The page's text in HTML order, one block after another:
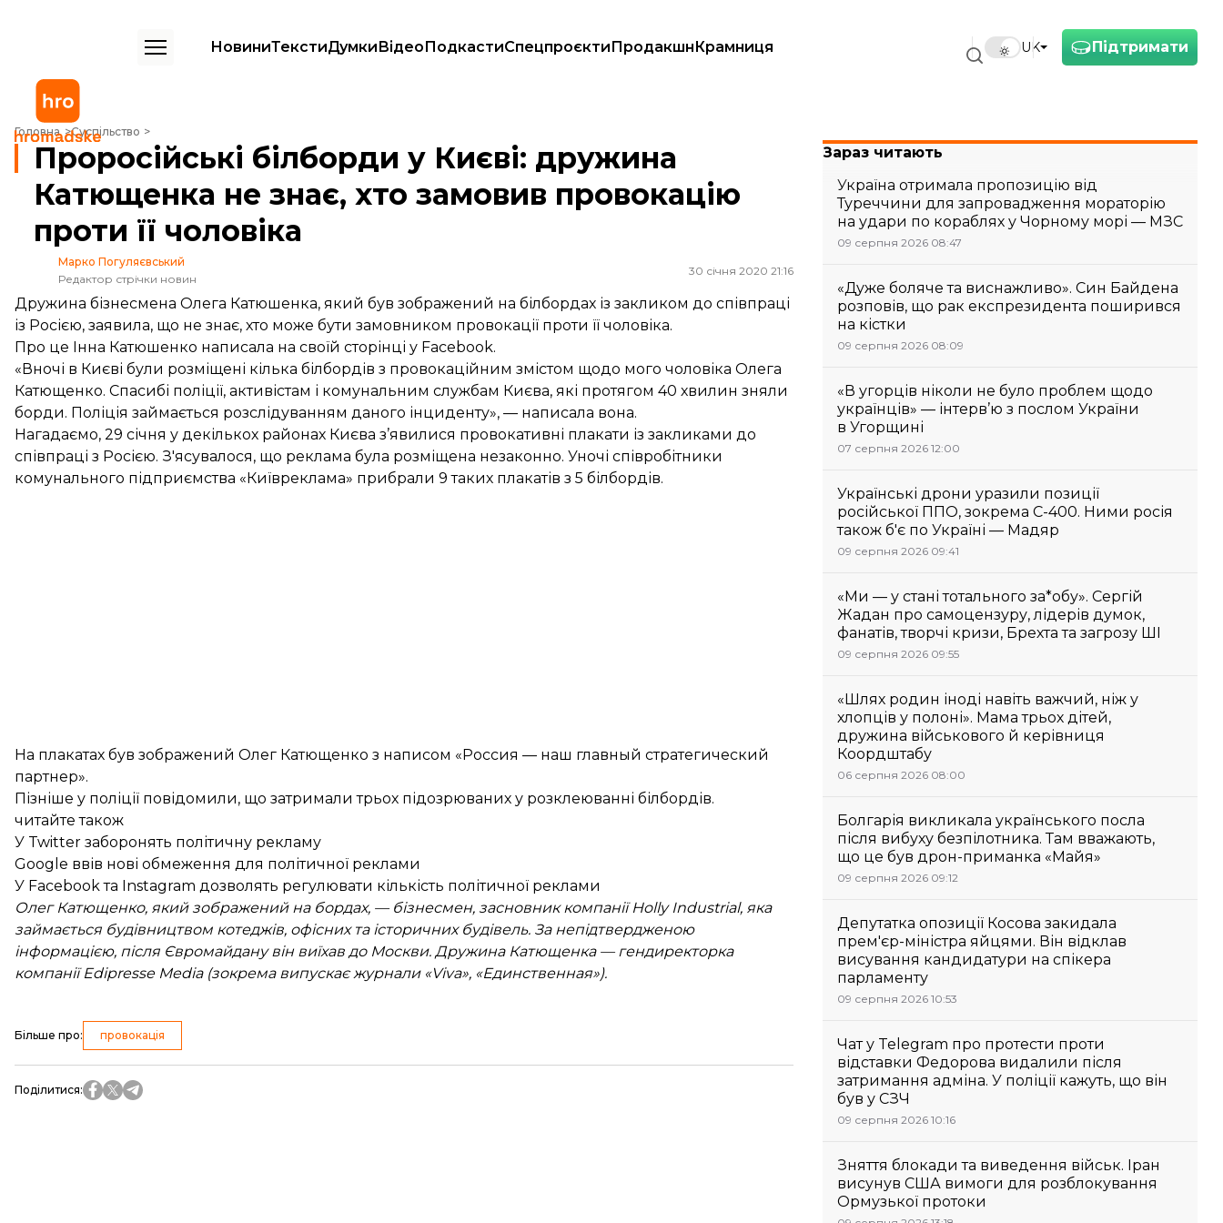
Підтримати
UK
НовиниТекстиДумкиВідеоПодкастиСпецпроєктиПродакшнКрамниця
Головна Суспільство
Проросійські білборди у Києві: дружина Катющенка не знає, хто замовив провокацію проти її чоловіка
Проросійські білборди у Києві: дружина
Катющенка не знає, хто замовив провокацію
проти її чоловіка
Марко Погуляєвський
Редактор стрічки новин
30 січня 2020 21:16
Дружина бізнесмена Олега Катюшенка, який був зображений на білбордах із закликом до співпраці
із Росією, заявила, що не знає, хто може бути замовником провокації проти її чоловіка.
Про це Інна Катюшенко написала на своїй сторінці у Facebook.
«Вночі в Києві були розміщені кілька білбордів з провокаційним змістом щодо мого чоловіка Олега
Катющенко. Спасибі поліції, активістам і комунальним службам Києва, які протягом 40 хвилин зняли
борди. Поліція займається розслідуванням даного інциденту», — написала вона.
Нагадаємо, 29 січня у декількох районах Києва з’явилися провокативні плакати із закликами до
співпраці з Росією. З'ясувалося, що реклама була розміщена незаконно. Уночі співробітники
комунального підприємства «Київреклама» прибрали 9 таких плакатів з 5 білбордів.
На плакатах був зображений Олег Катющенко з написом «Россия — наш главный стратегический
партнер».
Пізніше у поліції повідомили, що затримали трьох підозрюваних у розклеюванні білбордів.
читайте також
У Twitter заборонять політичну рекламу
Google ввів нові обмеження для політичної реклами
У Facebook та Instagram дозволять регулювати кількість політичної реклами
Олег Катющенко, який зображений на бордах, — бізнесмен, засновник компанії Holly Industrial, яка
займається будівництвом котеджів, офісних та історичних будівель. За непідтвердженою
інформацією, після Євромайдану він виїхав до Москви. Дружина Катющенка — гендиректорка
компанії Edipresse Media (зокрема випускає журнали «Viva», «Единственная»).
Більше про: провокація
Поділитися:
Зараз читають
Україна отримала пропозицію від
Туреччини для запровадження мораторію
на удари по кораблях у Чорному морі — МЗС
09 серпня 2026 08:47
«Дуже боляче та виснажливо». Син Байдена
розповів, що рак експрезидента поширився
на кістки
09 серпня 2026 08:09
«В угорців ніколи не було проблем щодо
українців» — інтерв’ю з послом України
в Угорщині
07 серпня 2026 12:00
Українські дрони уразили позиції
російської ППО, зокрема С-400. Ними росія
також б'є по Україні — Мадяр
09 серпня 2026 09:41
«Ми — у стані тотального за*обу». Сергій
Жадан про самоцензуру, лідерів думок,
фанатів, творчі кризи, Брехта та загрозу ШІ
09 серпня 2026 09:55
«Шлях родин іноді навіть важчий, ніж у
хлопців у полоні». Мама трьох дітей,
дружина військового й керівниця
Коордштабу
06 серпня 2026 08:00
Болгарія викликала українського посла
після вибуху безпілотника. Там вважають,
що це був дрон-приманка «Майя»
09 серпня 2026 09:12
Депутатка опозиції Косова закидала
прем'єр-міністра яйцями. Він відклав
висування кандидатури на спікера
парламенту
09 серпня 2026 10:53
Чат у Telegram про протести проти
відставки Федорова видалили після
затримання адміна. У поліції кажуть, що він
був у СЗЧ
09 серпня 2026 10:16
Зняття блокади та виведення військ. Іран
висунув США вимоги для розблокування
Ормузької протоки